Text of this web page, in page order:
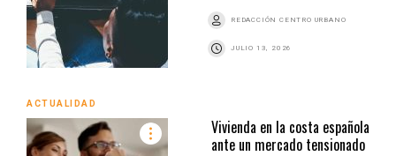
REDACCIÓN CENTRO URBANO
JULIO 13, 2026
ACTUALIDAD
Vivienda en la costa española
ante un mercado tensionado